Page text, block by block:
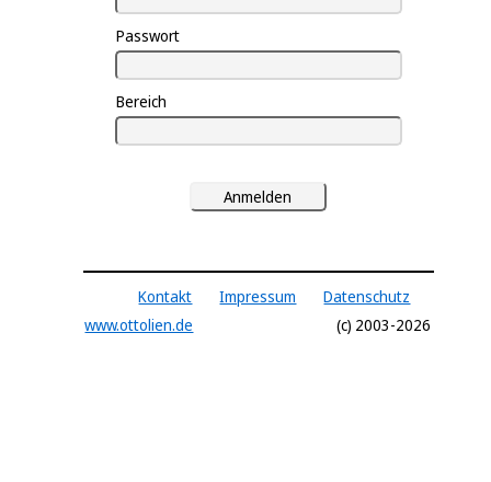
Passwort
Bereich
Anmelden
www.ottolien.de
Kontakt Impressum
Datenschutz
(c) 2003-2026